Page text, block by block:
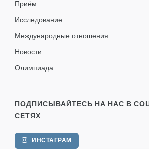
Приём
Исследование
Международные отношения
Новости
Олимпиада
ПОДПИСЫВАЙТЕСЬ НА НАС В
СЕТЯХ
ИНСТАГРАМ